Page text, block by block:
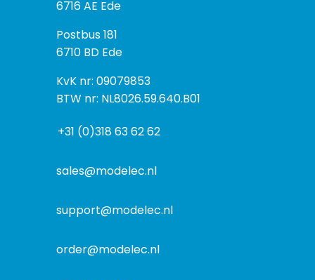
e
o
e
k
a
r
6716 AE Ede
P
o
t
a
s
Postbus 181
6710 BD Ede
I
n
o
m
KvK nr: 09079853
BTW nr: NL8026.59.640.B01
+31 (0)318 63 62 62
sales@modelec.nl
support@modelec.nl
order@modelec.nl